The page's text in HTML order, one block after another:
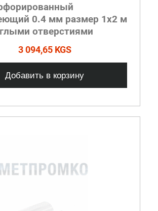
0.4 мм размер 1х2 м
отверстиями
3 094,65 KGS
Добавить в корзину